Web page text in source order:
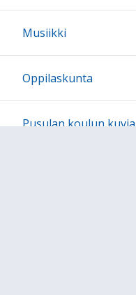
Musiikki
Oppilaskunta
Pusulan koulun kuvia